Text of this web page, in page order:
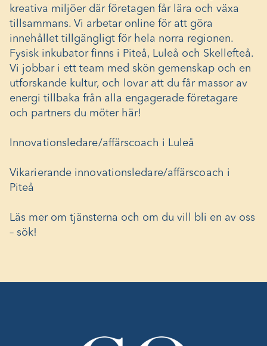
kreativa miljöer där företagen får lära och växa
tillsammans. Vi arbetar online för att göra
innehållet tillgängligt för hela norra regionen.
Fysisk inkubator finns i Piteå, Luleå och Skellefteå.
Vi jobbar i ett team med skön gemenskap och en
utforskande kultur, och lovar att du får massor av
energi tillbaka från alla engagerade företagare
och partners du möter här!
Innovationsledare/affärscoach i Luleå
Vikarierande innovationsledare/affärscoach i
Piteå
Läs mer om tjänsterna och om du vill bli en av oss
– sök!